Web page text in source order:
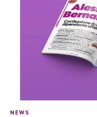
NEWS